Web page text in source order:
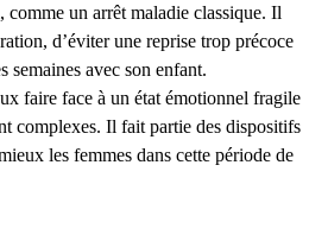
comme un arrêt maladie classique. Il
d’éviter une reprise trop précoce
semaines avec son enfant.
faire face à un état émotionnel fragile
complexes. Il fait partie des dispositifs
les femmes dans cette période de